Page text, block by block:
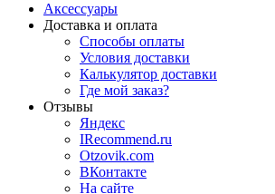
Аксессуары
Доставка и оплата
Способы оплаты
Условия доставки
Калькулятор доставки
Где мой заказ?
Отзывы
Яндекс
IRecommend.ru
Otzovik.com
ВКонтакте
На сайте